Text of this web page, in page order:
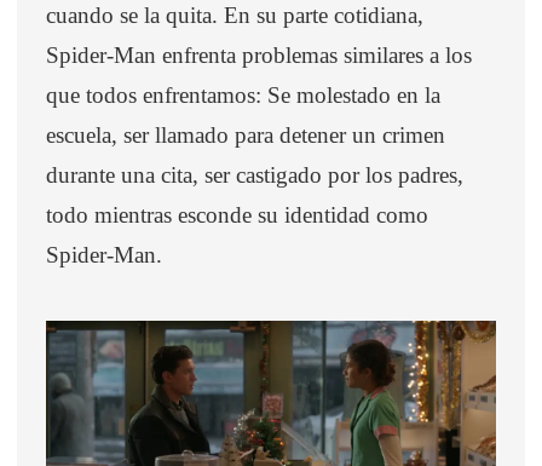
cuando se la quita. En su parte cotidiana,
Spider-Man enfrenta problemas similares a los
que todos enfrentamos: Se molestado en la
escuela, ser llamado para detener un crimen
durante una cita, ser castigado por los padres,
todo mientras esconde su identidad como
Spider-Man.